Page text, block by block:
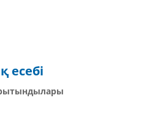
есебі